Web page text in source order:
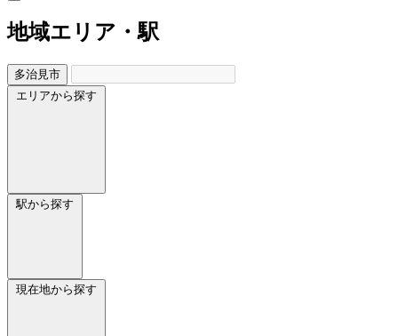
地域エリア・駅
多治見市
エリアから探す
駅から探す
現在地から探す